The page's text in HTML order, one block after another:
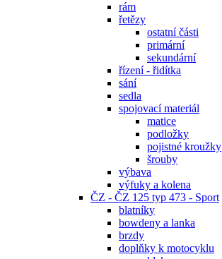
rám
řetězy
ostatní části
primární
sekundární
řízení - řidítka
sání
sedla
spojovací materiál
matice
podložky
pojistné kroužky
šrouby
výbava
výfuky a kolena
ČZ - ČZ 125 typ 473 - Sport
blatníky
bowdeny a lanka
brzdy
doplňky k motocyklu